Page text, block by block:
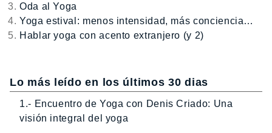
Oda al Yoga
Yoga estival: menos intensidad, más conciencia…
Hablar yoga con acento extranjero (y 2)
Lo más leído en los últimos 30 dias
1.- Encuentro de Yoga con Denis Criado: Una
visión integral del yoga